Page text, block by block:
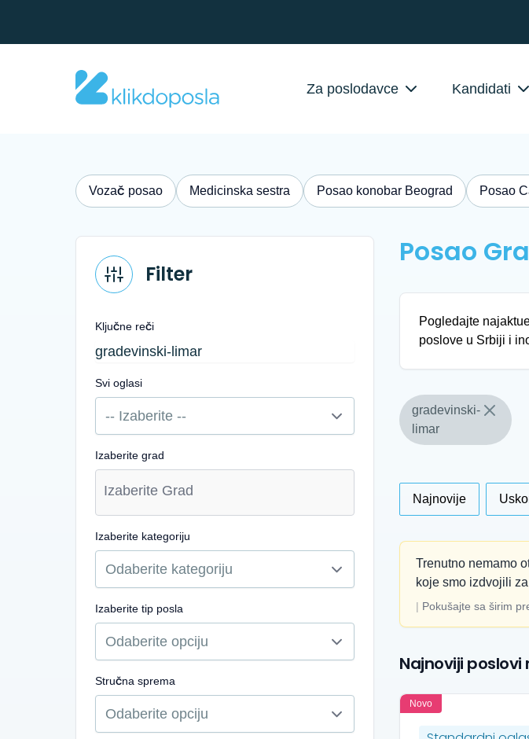
Za poslodavce Kandidati
Vozač posao Medicinska sestra Posao konobar Beograd Posao
Filter
Ključne reči
Svi oglasi
Izaberite grad
Izaberite kategoriju
Izaberite tip posla
Stručna sprema
Posao
Pogledajte
poslove u Srbiji i
gradevinski-
limar
Najnovije
Trenutno nemamo
koje smo izdvojili
| Pokušajte sa širim
Najnoviji poslovi
Novo